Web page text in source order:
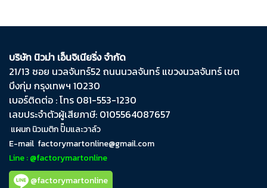
บริษัท นิวม่า เอ็นจิเนียริ่ง จำกัด
21/13 ซอย นวลจันทร์​52 ถนน​นวลจันทร์​ แขวง​นวลจันทร์​ เขต​
บึงกุ่ม​ กรุงเทพฯ​ 10230
เบอร์ติดต่อ : โทร 081-553-1230
เลขประจำตัวผู้เสียภาษี: 0105564087657
แผนก นิวเมติก ปั๊มและวาล์ว
E-mail factorymartonline@gmail.com
Line : @factorymartonline
@factorymartonline